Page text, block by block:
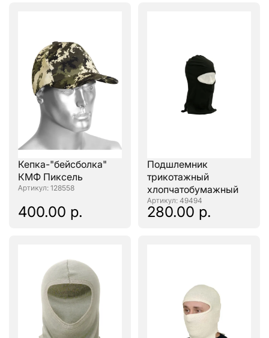
Кепка-"бейсболка"
КМФ Пиксель
: 128558
400.00 р.
Подшлемник
трикотажный
хлопчатобумажный
: 49494
280.00 р.